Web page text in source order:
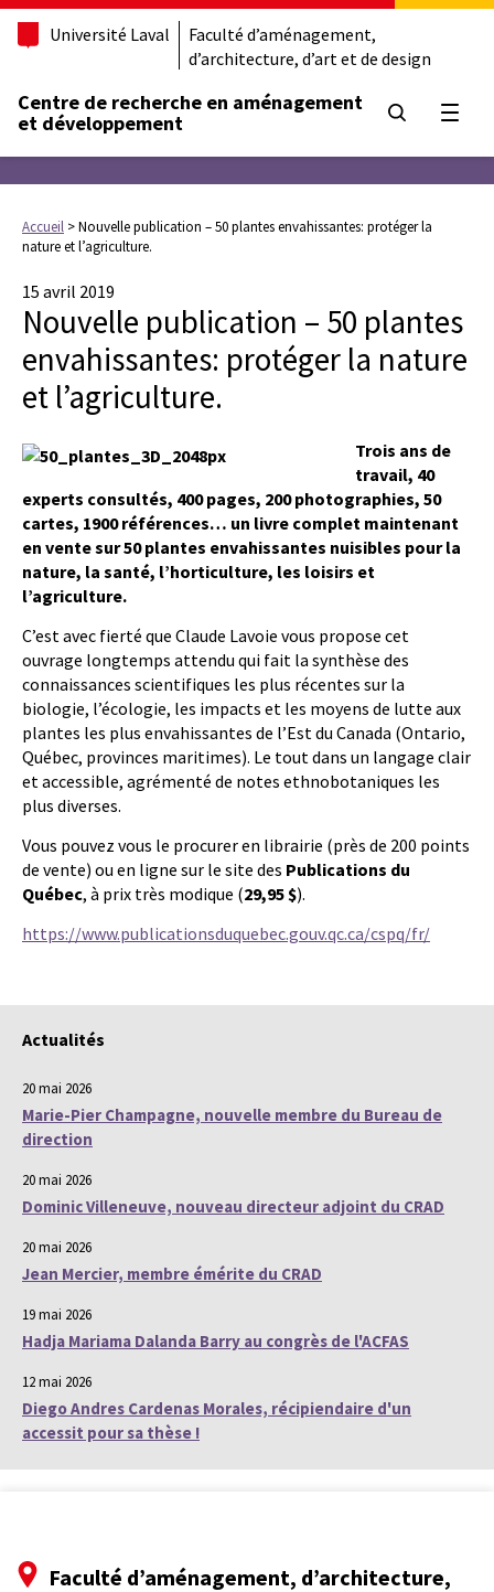
Université Laval
Faculté d’aménagement,
d’architecture, d’art et de design
Centre de recherche en aménagement
et développement
Accueil >Nouvelle publication – 50 plantes envahissantes: protéger la
nature et l’agriculture.
15 avril 2019
Nouvelle publication – 50 plantes
envahissantes: protéger la nature
et l’agriculture.
Trois ans de
travail, 40
experts consultés, 400 pages, 200 photographies, 50
cartes, 1900 références… un livre complet maintenant
en vente sur 50 plantes envahissantes nuisibles pour la
nature, la santé, l’horticulture, les loisirs et
l’agriculture.
C’est avec fierté que Claude Lavoie vous propose cet
ouvrage longtemps attendu qui fait la synthèse des
connaissances scientifiques les plus récentes sur la
biologie, l’écologie, les impacts et les moyens de lutte aux
plantes les plus envahissantes de l’Est du Canada (Ontario,
Québec, provinces maritimes). Le tout dans un langage clair
et accessible, agrémenté de notes ethnobotaniques les
plus diverses.
Vous pouvez vous le procurer en librairie (près de 200 points
de vente) ou en ligne sur le site des Publications du
Québec, à prix très modique (29,95 $).
https://www.publicationsduquebec.gouv.qc.ca/cspq/fr/
Actualités
20 mai 2026
Marie-Pier Champagne, nouvelle membre du Bureau de
direction
20 mai 2026
Dominic Villeneuve, nouveau directeur adjoint du CRAD
20 mai 2026
Jean Mercier, membre émérite du CRAD
19 mai 2026
Hadja Mariama Dalanda Barry au congrès de l'ACFAS
12 mai 2026
Diego Andres Cardenas Morales, récipiendaire d'un
accessit pour sa thèse !
Faculté d’aménagement, d’architecture,